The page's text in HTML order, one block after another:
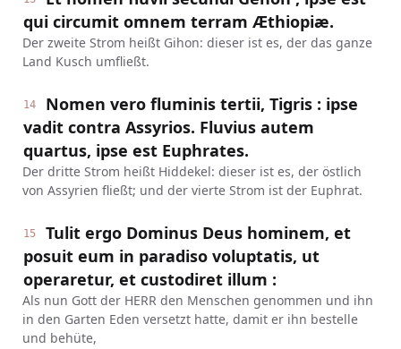
qui circumit omnem terram Æthiopiæ.
Der zweite Strom heißt Gihon: dieser ist es, der das ganze
Land Kusch umfließt.
14
Nomen vero fluminis tertii, Tigris : ipse
vadit contra Assyrios. Fluvius autem
quartus, ipse est Euphrates.
Der dritte Strom heißt Hiddekel: dieser ist es, der östlich
von Assyrien fließt; und der vierte Strom ist der Euphrat.
15
Tulit ergo Dominus Deus hominem, et
posuit eum in paradiso voluptatis, ut
operaretur, et custodiret illum :
Als nun Gott der HERR den Menschen genommen und ihn
in den Garten Eden versetzt hatte, damit er ihn bestelle
und behüte,